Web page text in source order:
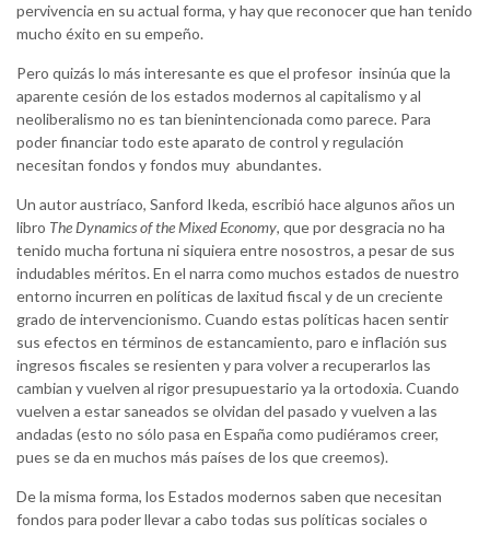
pervivencia en su actual forma, y hay que reconocer que han tenido
mucho éxito en su empeño.
Pero quizás lo más interesante es que el profesor insinúa que la
aparente cesión de los estados modernos al capitalismo y al
neoliberalismo no es tan bienintencionada como parece. Para
poder financiar todo este aparato de control y regulación
necesitan fondos y fondos muy abundantes.
Un autor austríaco, Sanford Ikeda, escribió hace algunos años un
libro The Dynamics of the Mixed Economy, que por desgracia no ha
tenido mucha fortuna ni siquiera entre nosostros, a pesar de sus
indudables méritos. En el narra como muchos estados de nuestro
entorno incurren en políticas de laxitud fiscal y de un creciente
grado de intervencionismo. Cuando estas políticas hacen sentir
sus efectos en términos de estancamiento, paro e inflación sus
ingresos fiscales se resienten y para volver a recuperarlos las
cambian y vuelven al rigor presupuestario ya la ortodoxia. Cuando
vuelven a estar saneados se olvidan del pasado y vuelven a las
andadas (esto no sólo pasa en España como pudiéramos creer,
pues se da en muchos más países de los que creemos).
De la misma forma, los Estados modernos saben que necesitan
fondos para poder llevar a cabo todas sus políticas sociales o